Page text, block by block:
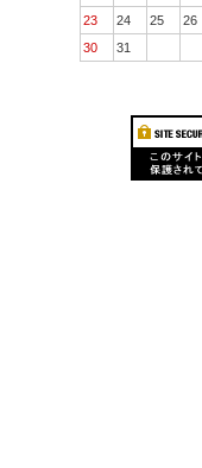
23
24 25 26
30
31